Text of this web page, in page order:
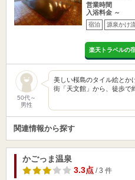
営業時間
入浴料金 ～
宿泊 源泉かけ流
楽天トラベルの
50代～
男性
美しい桜島のタイル絵とか
街「天文館」から、徒歩で
関連情報から探す
かごっま温泉
3.3点/ 3 件